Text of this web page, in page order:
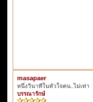
masapaer
หนึ่งวินาทีในหัวใจคน..ไม่เท่า
บรรณารักษ์